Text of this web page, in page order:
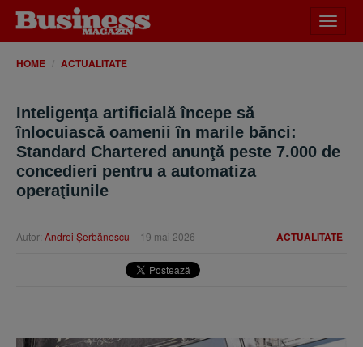
meniu
HOME ACTUALITATE
Inteligenţa artificială începe să
înlocuiască oamenii în marile bănci:
Standard Chartered anunţă peste 7.000 de
concedieri pentru a automatiza
operaţiunile
ACTUALITATE
Autor: Andrei Şerbănescu 19 mai 2026